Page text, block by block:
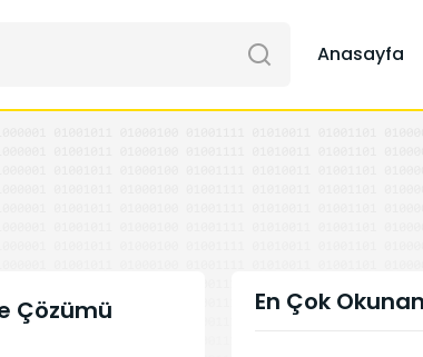
Anasayfa
Çözümü En Çok